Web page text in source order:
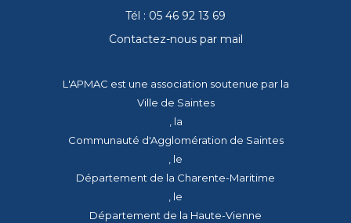
Tél : 05 46 92 13 69
Contactez-nous par mail
L'APMAC est une association soutenue par la
Ville de Saintes
, la
Communauté d'Agglomération de Saintes
, le
Département de la Charente-Maritime
, le
Département de la Haute-Vienne